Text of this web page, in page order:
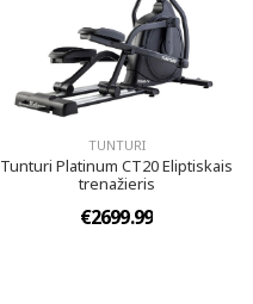
TUNTURI
Tunturi Platinum CT20 Eliptiskais
trenažieris
€2699.99